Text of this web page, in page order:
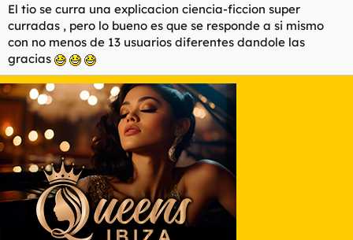
El tio se curra una explicacion ciencia-ficcion super
curradas , pero lo bueno es que se responde a si mismo
con no menos de 13 usuarios diferentes dandole las
gracias